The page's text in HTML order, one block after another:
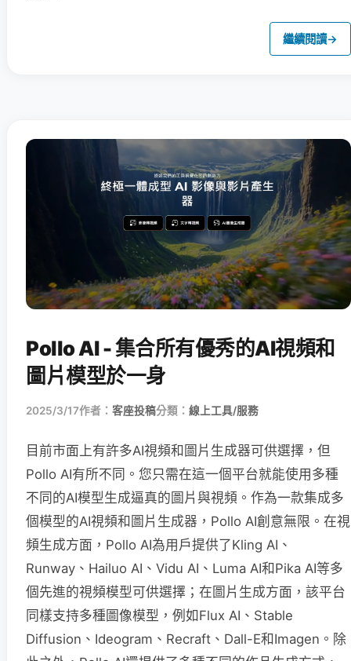
繼續閱讀→
Pollo AI - 集合所有優秀的AI視頻和
圖片模型於一身
2025/3/17作者： 客座投稿分類： 線上工具/服務
目前市面上有許多AI視頻和圖片生成器可供選擇，但
Pollo AI有所不同。您只需在這一個平台就能使用多種
不同的AI模型生成逼真的圖片與視頻。作為一款集成多
個模型的AI視頻和圖片生成器，Pollo AI創意無限。在視
頻生成方面，Pollo AI為用戶提供了Kling AI、
Runway、Hailuo AI、Vidu AI、Luma AI和Pika AI等多
個先進的視頻模型可供選擇；在圖片生成方面，該平台
同樣支持多種圖像模型，例如Flux AI、Stable
Diffusion、Ideogram、Recraft、Dall-E和Imagen。除